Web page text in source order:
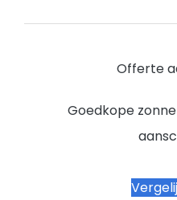
Offerte
Goedkope